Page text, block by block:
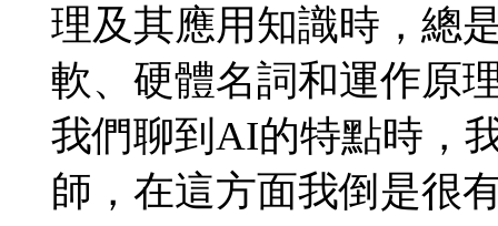
理及其應用知識時，總
軟、硬體名詞和運作原
我們聊到AI的特點時，
師，在這方面我倒是很